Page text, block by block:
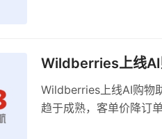
Wildberries上线AI
Wildberries上线AI购物
趋于成熟，客单价降订